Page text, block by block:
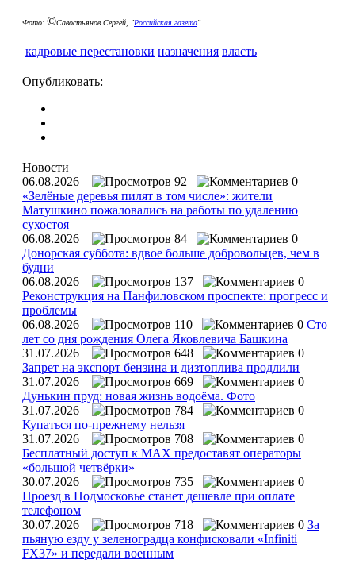
Фото: ©Савостьянов Сергей, "Российская газета"
кадровые перестановки назначения власть
Опубликовать:
Новости
06.08.2026
92
0
«Зелёные деревья пилят в том числе»: жители
Матушкино пожаловались на работы по удалению
сухостоя
06.08.2026
84
0
Донорская суббота: вдвое больше добровольцев, чем в
будни
06.08.2026
137
0
Реконструкция на Панфиловском проспекте: прогресс и
проблемы
06.08.2026
110 0 Сто
лет со дня рождения Олега Яковлевича Башкина
31.07.2026
648
0
Запрет на экспорт бензина и дизтоплива продлили
31.07.2026
669
0
Дунькин пруд: новая жизнь водоёма. Фото
31.07.2026
784
0
Купаться по‑прежнему нельзя
31.07.2026
708
0
Бесплатный доступ к MAX предоставят операторы
«большой четвёрки»
30.07.2026
735
0
Проезд в Подмосковье станет дешевле при оплате
телефоном
30.07.2026
718 0 За
пьяную езду у зеленоградца конфисковали «Infiniti
FX37» и передали военным